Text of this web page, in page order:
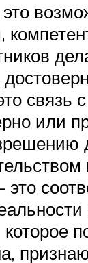
связь
или
это
которое